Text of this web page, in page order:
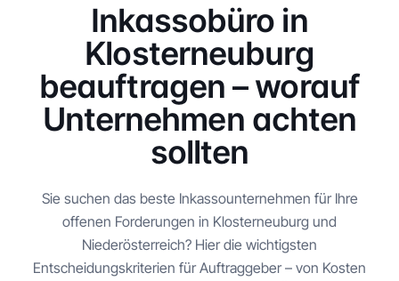
Inkassobüro in
Klosterneuburg
beauftragen – worauf
Unternehmen achten
sollten
Sie suchen das beste Inkassounternehmen für Ihre
offenen Forderungen in Klosterneuburg und
Niederösterreich? Hier die wichtigsten
Entscheidungskriterien für Auftraggeber – von Kosten